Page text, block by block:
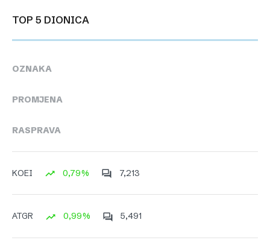
TOP 5 DIONICA
OZNAKA
PROMJENA
RASPRAVA
KOEI 0,79% 7,213
ATGR 0,99% 5,491